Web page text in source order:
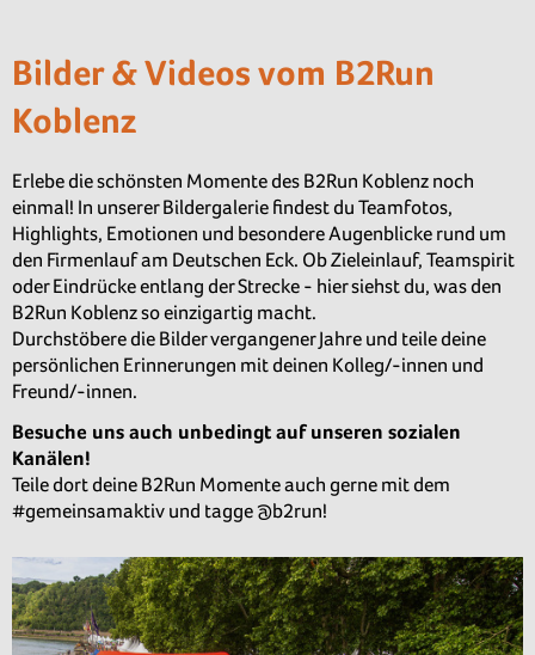
Bilder & Videos vom B2Run
Koblenz
Erlebe die schönsten Momente des B2Run Koblenz noch
einmal! In unserer Bildergalerie findest du Teamfotos,
Highlights, Emotionen und besondere Augenblicke rund um
den Firmenlauf am Deutschen Eck. Ob Zieleinlauf, Teamspirit
oder Eindrücke entlang der Strecke - hier siehst du, was den
B2Run Koblenz so einzigartig macht.
Durchstöbere die Bilder vergangener Jahre und teile deine
persönlichen Erinnerungen mit deinen Kolleg/-innen und
Freund/-innen.
Besuche uns auch unbedingt auf unseren sozialen
Kanälen!
Teile dort deine B2Run Momente auch gerne mit dem
#gemeinsamaktiv und tagge @b2run!